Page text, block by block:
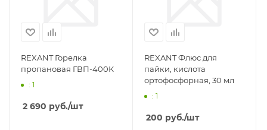
REXANT Горелка
пропановая ГВП-400К
: 1
2 690 руб./шт
REXANT Флюс для
пайки, кислота
ортофосфорная, 30 мл
: 1
200 руб./шт